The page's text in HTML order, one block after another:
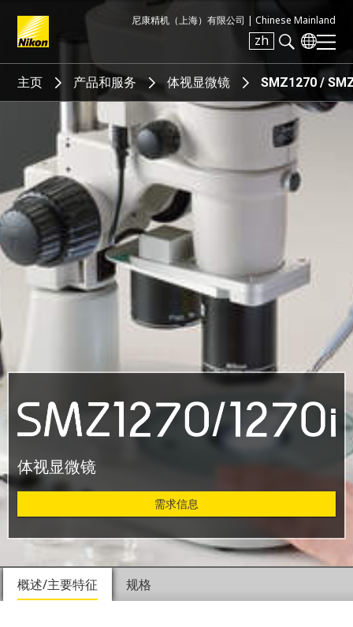
尼康精机（上海）有限公司 | Chinese Mainland
zh
Search keyword(s)
主页 产品和服务 体视显微镜 SMZ1270 /
体视显微镜
需求信息
概述/主要特征 规格